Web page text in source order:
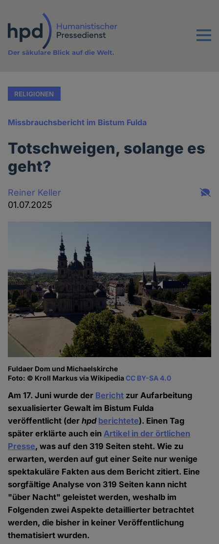
Inhalt
Menu
Der säkulare Blick auf die Welt.
RELIGIONEN
Missbrauchsbericht im Bistum Fulda
Totschweigen, solange es
geht?
Reiner Keller
01.07.2025
Fuldaer Dom und Michaelskirche
Foto: © Kroll Markus via WikipediaCC BY-SA 4.0
Am 17. Juni wurde der Bericht zur Aufarbeitung
sexualisierter Gewalt im Bistum Fulda
veröffentlicht (derhpd berichtete). Einen Tag
später erklärte auch einArtikel in der örtlichen
Presse, was auf den 319 Seiten steht. Wie zu
erwarten, werden auf gut einer Seite nur wenige
spektakuläre Fakten aus dem Bericht zitiert. Eine
sorgfältige Analyse von 319 Seiten kann nicht
"über Nacht" geleistet werden, weshalb im
Folgenden zwei Aspekte detaillierter betrachtet
werden, die bisher in keiner Veröffentlichung
thematisiert wurden.